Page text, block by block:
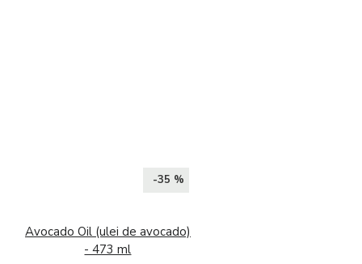
-35 %
Avocado Oil (ulei de avocado)
- 473 ml